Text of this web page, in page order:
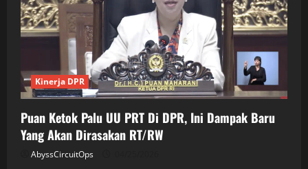
Kinerja DPR
Puan Ketok Palu UU PRT Di DPR, Ini Dampak Baru
Yang Akan Dirasakan RT/RW
AbyssCircuitOps